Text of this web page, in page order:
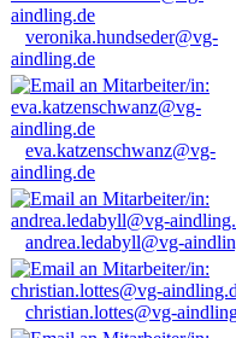
veronika.hundseder@vg-
aindling.de
eva.katzenschwanz@vg-
aindling.de
andrea.ledabyll@vg-
christian.lottes@vg-